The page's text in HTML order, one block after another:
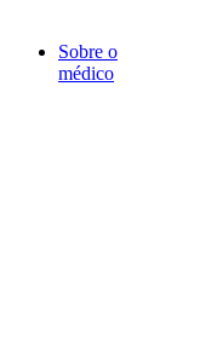
Sobre o
médico